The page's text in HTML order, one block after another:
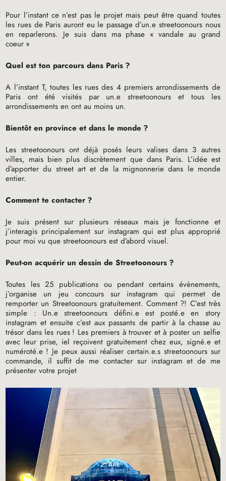
Pour l’instant ce n’est pas le projet mais peut être quand toutes
les rues de Paris auront eu le passage d’un.e streetoonours nous
en reparlerons. Je suis dans ma phase « vandale au grand
coeur »
Quel est ton parcours dans Paris ?
A l’instant T, toutes les rues des 4 premiers arrondissements de
Paris ont été visités par un.e streetoonours et tous les
arrondissements en ont au moins un.
Bientôt en province et dans le monde ?
Les streetoonours ont déjà posés leurs valises dans 3 autres
villes, mais bien plus discrètement que dans Paris. L’idée est
d’apporter du street art et de la mignonnerie dans le monde
entier.
Comment te contacter ?
Je suis présent sur plusieurs réseaux mais je fonctionne et
j’interagis principalement sur instagram qui est plus approprié
pour moi vu que streetoonours est d’abord visuel.
Peut-on acquérir un dessin de Streetoonours ?
Toutes les 25 publications ou pendant certains évènements,
j’organise un jeu concours sur instagram qui permet de
remporter un Streetoonours gratuitement. Comment ?! C’est très
simple : Un.e streetoonours défini.e est posté.e en story
instagram et ensuite c’est aux passants de partir à la chasse au
trésor dans les rues ! Les premiers à trouver et à poster un selfie
avec leur prise, iel reçoivent gratuitement chez eux, signé.e et
numéroté.e ! Je peux aussi réaliser certain.e.s streetoonours sur
commande, il suffit de me contacter sur instagram et de me
présenter votre projet